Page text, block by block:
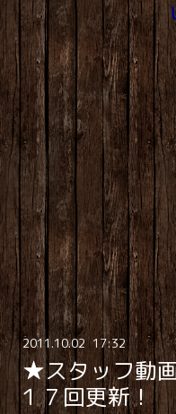
2011.10.02 17:32
★スタッフ動
１７回更新！